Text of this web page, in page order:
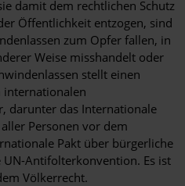
damit dem rechtlichen Schutz
Öffentlichkeit entzogen, sind
zum Opfer fallen, in
Weise misshandelt oder
stellt einen
internationalen
darunter das Internationale
Personen vor dem
Pakt über bürgerliche
Antifolterkonvention. Es ist
Völkerrecht.